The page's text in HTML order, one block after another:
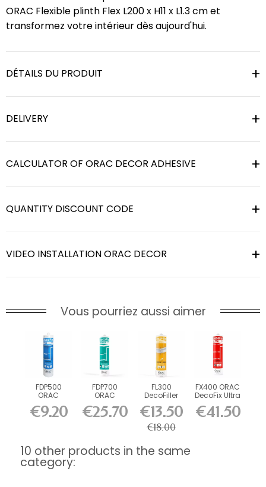
ORAC Flexible plinth Flex L200 x H11 x L1.3 cm et
transformez votre intérieur dès aujourd'hui.
DÉTAILS DU PRODUIT
DELIVERY
CALCULATOR OF ORAC DECOR ADHESIVE
QUANTITY DISCOUNT CODE
VIDEO INSTALLATION ORAC DECOR
Vous pourriez aussi aimer
FDP500
ORAC
DecoFix Pro
310 ml
€9.20
FDP700
ORAC
DecoFix
Power 290
ml
€25.70
FL300
DecoFiller
€13.50
€18.00
FX400 ORAC
DecoFix Ultra
€41.50
10 other products in the same
category: